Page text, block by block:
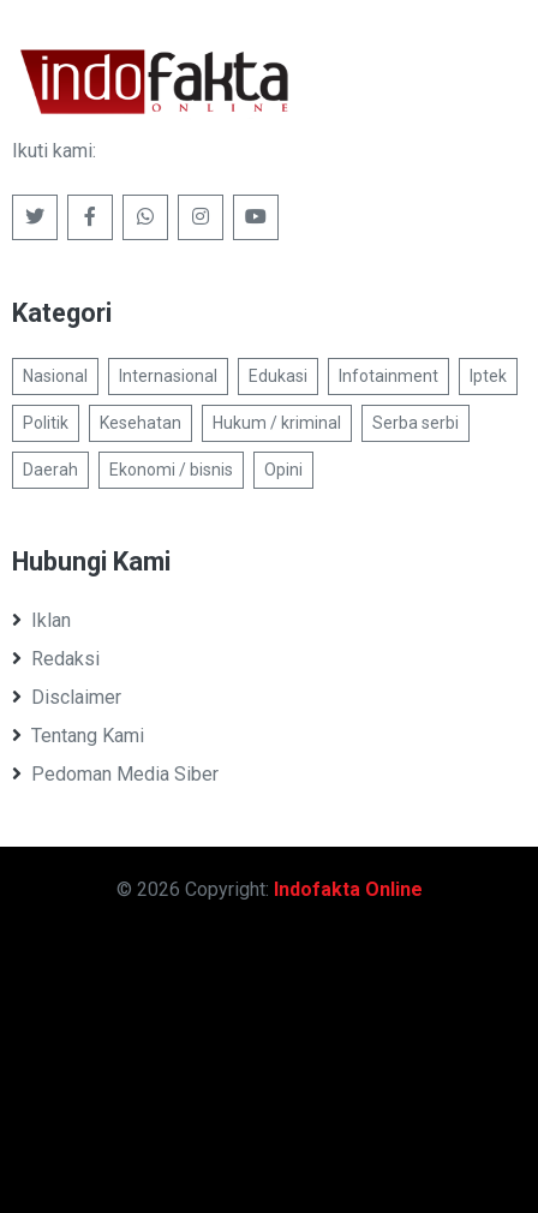
Ikuti kami:
Kategori
Nasional Internasional Edukasi Infotainment Iptek
Politik Kesehatan Hukum / kriminal Serba serbi
Daerah Ekonomi / bisnis Opini
Hubungi Kami
Iklan
Redaksi
Disclaimer
Tentang Kami
Pedoman Media Siber
© 2026 Copyright: Indofakta Online